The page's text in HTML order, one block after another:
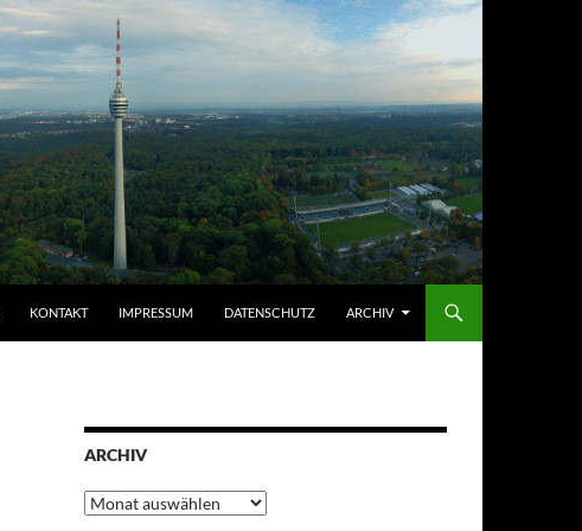
KONTAKT IMPRESSUM DATENSCHUTZ ARCHIV
ARCHIV
Archiv